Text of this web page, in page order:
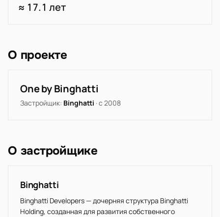
≈ 17.1 лет
О проекте
One by Binghatti
Застройщик: Binghatti · с 2008
О застройщике
Binghatti
Binghatti Developers — дочерняя структура Binghatti
Holding, созданная для развития собственного